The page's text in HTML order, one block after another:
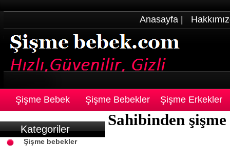
Anasayfa
Şişme Bebek Şişme Bebekler Şişme Erkekler
Kategoriler
Şişme bebekler
Sahibinden